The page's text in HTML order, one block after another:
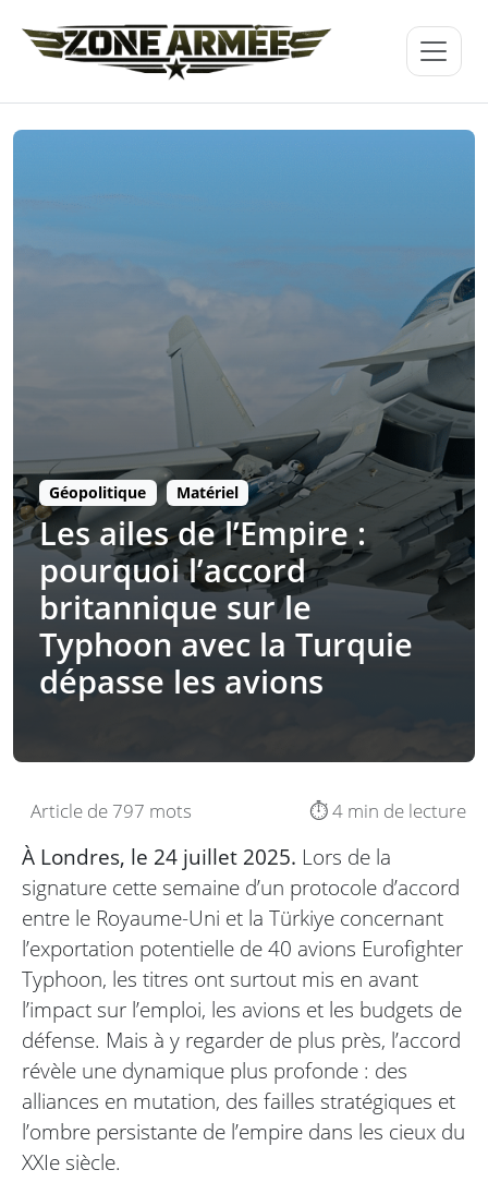
Géopolitique Matériel
Les ailes de l’Empire :
pourquoi l’accord
britannique sur le
Typhoon avec la Turquie
dépasse les avions
Article de 797 mots ⏱️ 4 min de lecture
À Londres, le 24 juillet 2025. Lors de la
signature cette semaine d’un protocole d’accord
entre le Royaume-Uni et la Türkiye concernant
l’exportation potentielle de 40 avions Eurofighter
Typhoon, les titres ont surtout mis en avant
l’impact sur l’emploi, les avions et les budgets de
défense. Mais à y regarder de plus près, l’accord
révèle une dynamique plus profonde : des
alliances en mutation, des failles stratégiques et
l’ombre persistante de l’empire dans les cieux du
XXIe siècle.